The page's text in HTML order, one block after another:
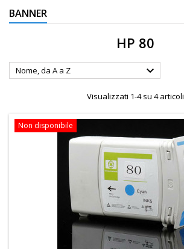
BANNER
HP 80
Nome, da A a Z 
Visualizzati 1-4 su 4 articoli
Non disponibile